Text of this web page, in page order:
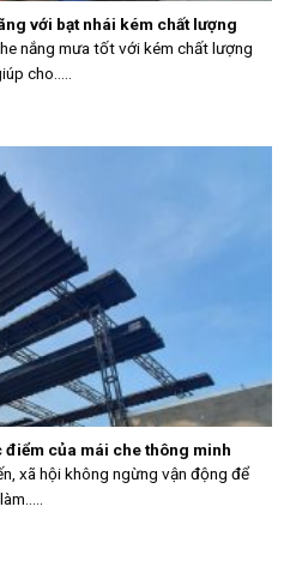
với bạt nhái kém chất lượng
nắng mưa tốt với kém chất lượng
cho.....
của mái che thông minh
xã hội không ngừng vận động để
làm.....